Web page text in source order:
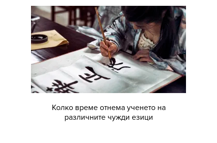
Колко време отнема ученето на
различните чужди езици